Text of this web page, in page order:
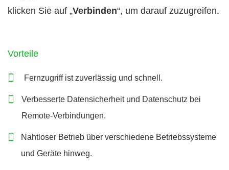
klicken Sie auf „Verbinden“, um darauf zuzugreifen.
Vorteile
Fernzugriff ist zuverlässig und schnell.
Verbesserte Datensicherheit und Datenschutz bei
Remote-Verbindungen.
Nahtloser Betrieb über verschiedene Betriebssysteme
und Geräte hinweg.